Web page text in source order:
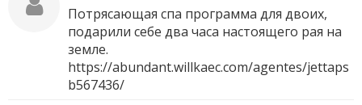
Потрясающая спа программа для двоих,
подарили себе два часа настоящего рая на
земле.
https://abundant.willkaec.com/agentes/jettaps
b567436/